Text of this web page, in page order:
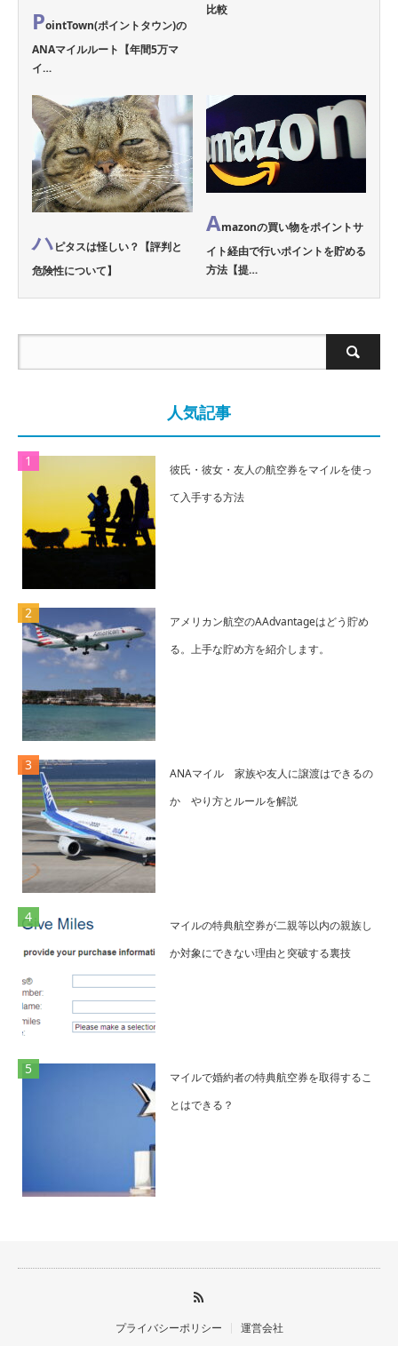
PointTown(ポイントタウン)の
ANAマイルルート【年間5万マ
イ…
比較
ハピタスは怪しい？【評判と
危険性について】
Amazonの買い物をポイントサ
イト経由で行いポイントを貯める
方法【提…
人気記事
彼氏・彼女・友人の航空券をマイルを使っ
て入手する方法
アメリカン航空のAAdvantageはどう貯め
る。上手な貯め方を紹介します。
ANAマイル 家族や友人に譲渡はできるの
か やり方とルールを解説
マイルの特典航空券が二親等以内の親族し
か対象にできない理由と突破する裏技
マイルで婚約者の特典航空券を取得するこ
とはできる？
プライバシーポリシー 運営会社